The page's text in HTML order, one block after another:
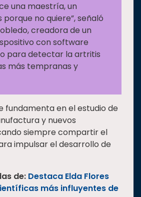
una maestría, un
porque no quiere”, señaló
creadora de un
con software
para detectar la artritis
más tempranas y
fundamenta en el estudio de
y nuevos
siempre compartir el
impulsar el desarrollo de
de: Destaca Elda Flores
más influyentes de